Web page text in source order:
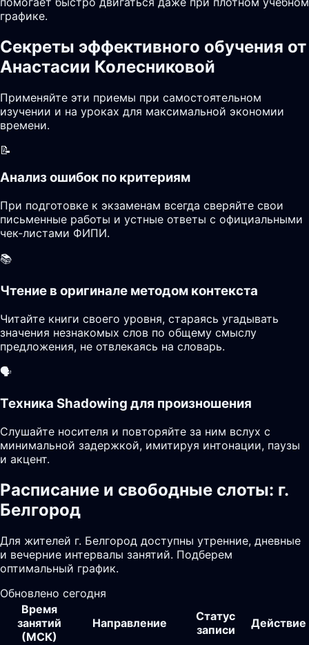
графике.
Секреты эффективного обучения от
Анастасии Колесниковой
Применяйте эти приемы при самостоятельном
изучении и на уроках для максимальной экономии
времени.
📝
Анализ ошибок по критериям
При подготовке к экзаменам всегда сверяйте свои
письменные работы и устные ответы с официальными
чек-листами ФИПИ.
📚
Чтение в оригинале методом контекста
Читайте книги своего уровня, стараясь угадывать
значения незнакомых слов по общему смыслу
предложения, не отвлекаясь на словарь.
🗣️
Техника Shadowing для произношения
Слушайте носителя и повторяйте за ним вслух с
минимальной задержкой, имитируя интонации, паузы
и акцент.
Расписание и свободные слоты: г.
Белгород
Для жителей г. Белгород доступны утренние, дневные
и вечерние интервалы занятий. Подберем
оптимальный график.
Обновлено сегодня
Время
занятий
(МСК)
Направление
Статус
записи
Действие